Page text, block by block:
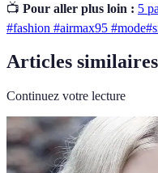
📺 Pour aller plus loin : 5
#fashion #airmax95
Articles similaires
Continuez votre lecture